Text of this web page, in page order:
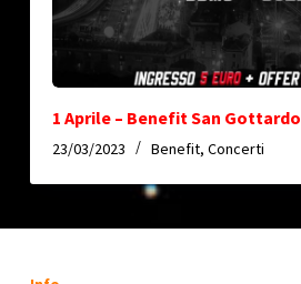
1 Aprile – Benefit San Gottardo
23/03/2023 Benefit, Concerti